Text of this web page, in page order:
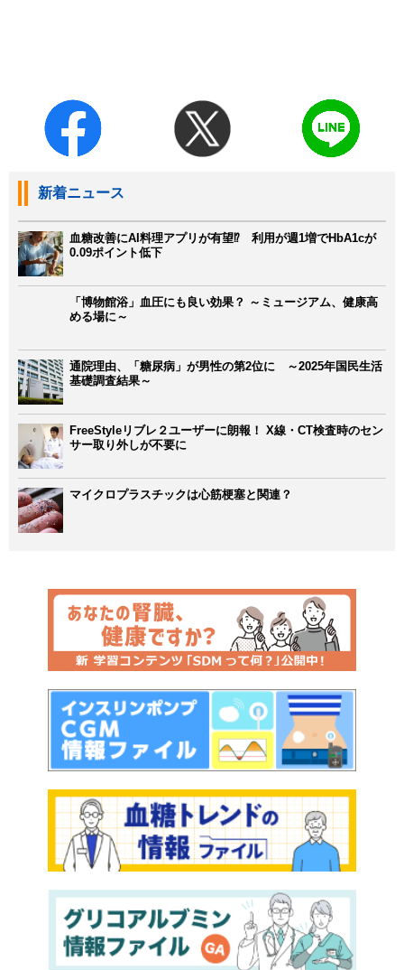
新着ニュース
血糖改善にAI料理アプリが有望⁉ 利用が週1増でHbA1cが
0.09ポイント低下
「博物館浴」血圧にも良い効果？ ～ミュージアム、健康高
める場に～
通院理由、「糖尿病」が男性の第2位に ～2025年国民生活
基礎調査結果～
FreeStyleリブレ２ユーザーに朗報！ X線・CT検査時のセン
サー取り外しが不要に
マイクロプラスチックは心筋梗塞と関連？